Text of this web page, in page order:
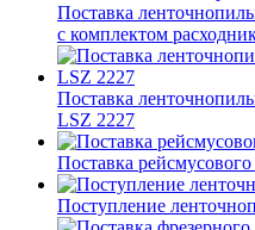
Поставка
с комплектом
Поставка
LSZ 2227
Поставка
Поступление